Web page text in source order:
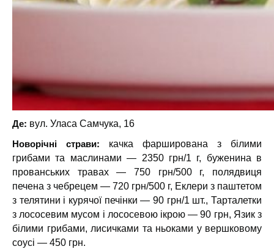
Де: вул. Уласа Самчука, 16
Новорічні страви: качка фарширована з білими
грибами та маслинами — 2350 грн/1 г, буженина в
прованських травах — 750 грн/500 г, полядвиця
печена з чебрецем — 720 грн/500 г, Еклери з паштетом
з телятини і курячої печінки — 90 грн/1 шт., Тарталетки
з лососевим мусом і лососевою ікрою — 90 грн, Язик з
білими грибами, лисичками та ньоками у вершковому
соусі — 450 грн.